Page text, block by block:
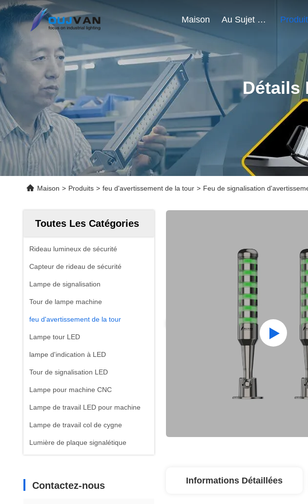
Maison Au Sujet De Nous
Détails
Maison > Produits > feu d'avertissement de la tour > Feu de signalisation
Toutes Les Catégories
Rideau lumineux de sécurité
Capteur de rideau de sécurité
Lampe de signalisation
Tour de lampe machine
feu d'avertissement de la tour
Lampe tour LED
lampe d'indication à LED
Tour de signalisation LED
Lampe pour machine CNC
Lampe de travail LED pour machine
Lampe de travail col de cygne
Lumière de plaque signalétique
Contactez-nous Informations Détaillées